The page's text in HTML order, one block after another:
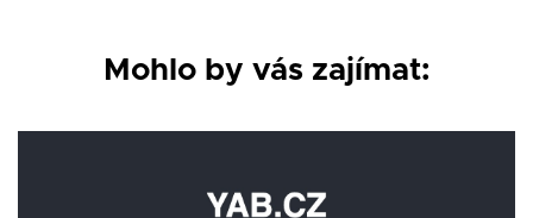
Mohlo by vás zajímat: